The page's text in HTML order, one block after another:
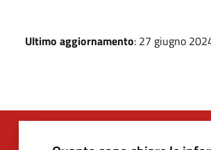
Ultimo aggiornamento: 27 giugno